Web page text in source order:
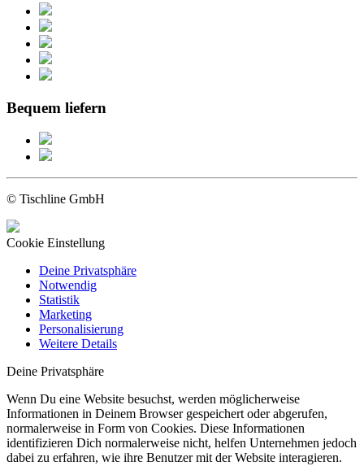
Bequem liefern
© Tischline GmbH
Cookie Einstellung
Deine Privatsphäre
Notwendig
Statistik
Marketing
Personalisierung
Weitere Details
Deine Privatsphäre
Wenn Du eine Website besuchst, werden möglicherweise
Informationen in Deinem Browser gespeichert oder abgerufen,
normalerweise in Form von Cookies. Diese Informationen
identifizieren Dich normalerweise nicht, helfen Unternehmen jedoch
dabei zu erfahren, wie ihre Benutzer mit der Website interagieren.